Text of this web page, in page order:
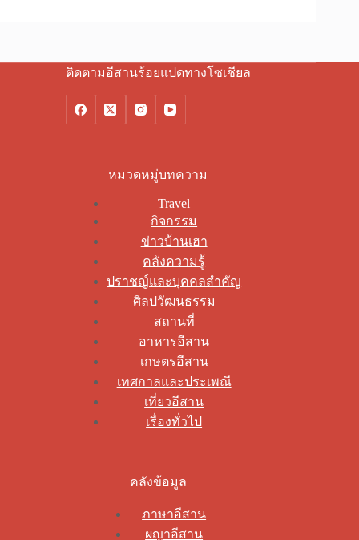
ติดตามอีสานร้อยแปดทางโซเชียล
หมวดหมู่บทความ
Travel
กิจกรรม
ข่าวบ้านเฮา
คลังความรู้
ปราชญ์และบุคคลสำคัญ
ศิลปวัฒนธรรม
สถานที่
อาหารอีสาน
เกษตรอีสาน
เทศกาลและประเพณี
เที่ยวอีสาน
เรื่องทั่วไป
คลังข้อมูล
ภาษาอีสาน
ผญาอีสาน